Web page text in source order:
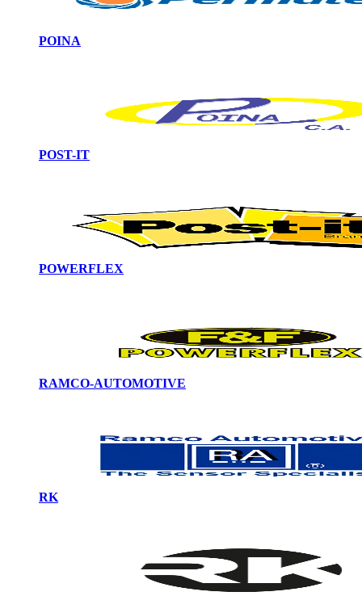
POINA
POST-IT
POWERFLEX
RAMCO-AUTOMOTIVE
RK